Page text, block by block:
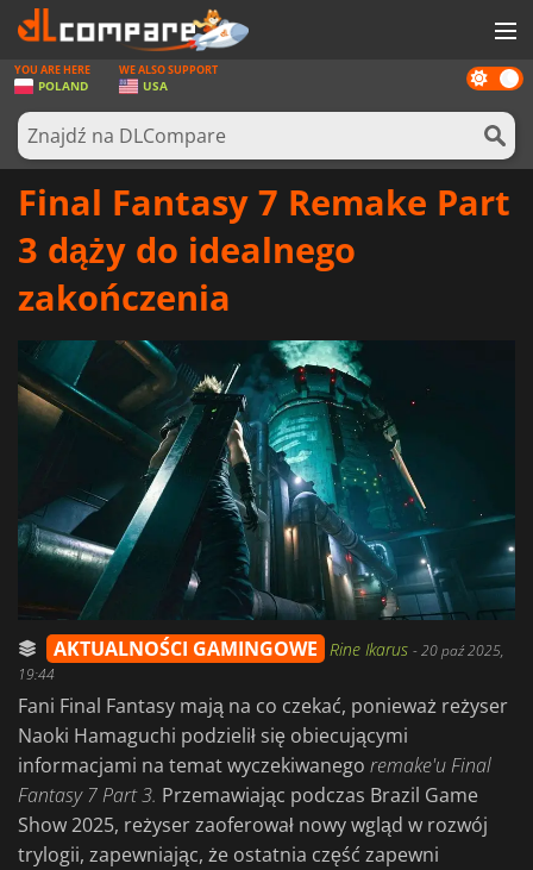
GRY
KARTY DO GIER
OPROGRAMOWANIE
SPRZĘT KOMPUTEROWY
ZALOGUJ SIĘ LUB ZAREJESTRUJ
Dark
mode
YOU ARE HERE
POLAND
WE ALSO SUPPORT
USA
Final Fantasy 7 Remake Part
3 dąży do idealnego
zakończenia
AKTUALNOŚCI GAMINGOWE Rine Ikarus -20 paź 2025,
19:44
Fani Final Fantasy mają na co czekać, ponieważ reżyser
Naoki Hamaguchi podzielił się obiecującymi
informacjami na temat wyczekiwanego remake'u Final
Fantasy 7 Part 3. Przemawiając podczas Brazil Game
Show 2025, reżyser zaoferował nowy wgląd w rozwój
trylogii, zapewniając, że ostatnia część zapewni